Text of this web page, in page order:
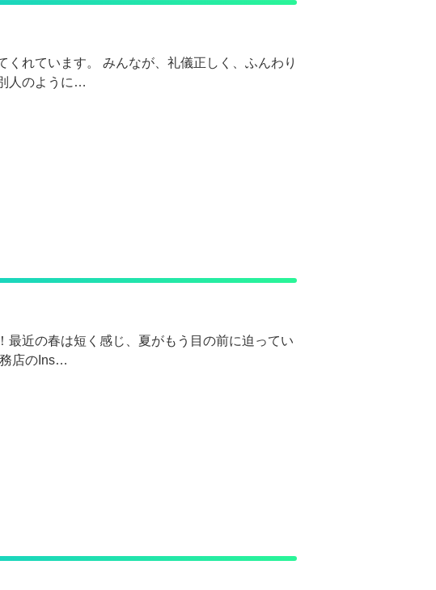
れています。 みんなが、礼儀正しく、ふんわり
人のように…
最近の春は短く感じ、夏がもう目の前に迫ってい
店のIns…